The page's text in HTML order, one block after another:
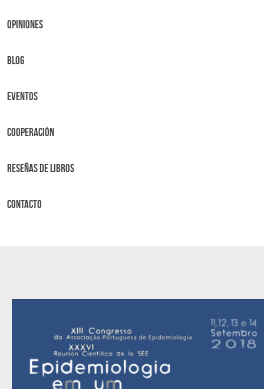
OPINIONES
BLOG
Eventos
Cooperación
Reseñas de libros
Contacto